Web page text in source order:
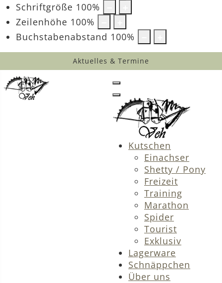
Schriftgröße 100%
Zeilenhöhe 100%
Buchstabenabstand 100%
Aktuelles & Termine
Kutschen
Einachser
Shetty / Pony
Freizeit
Training
Marathon
Spider
Tourist
Exklusiv
Lagerware
Schnäppchen
Über uns